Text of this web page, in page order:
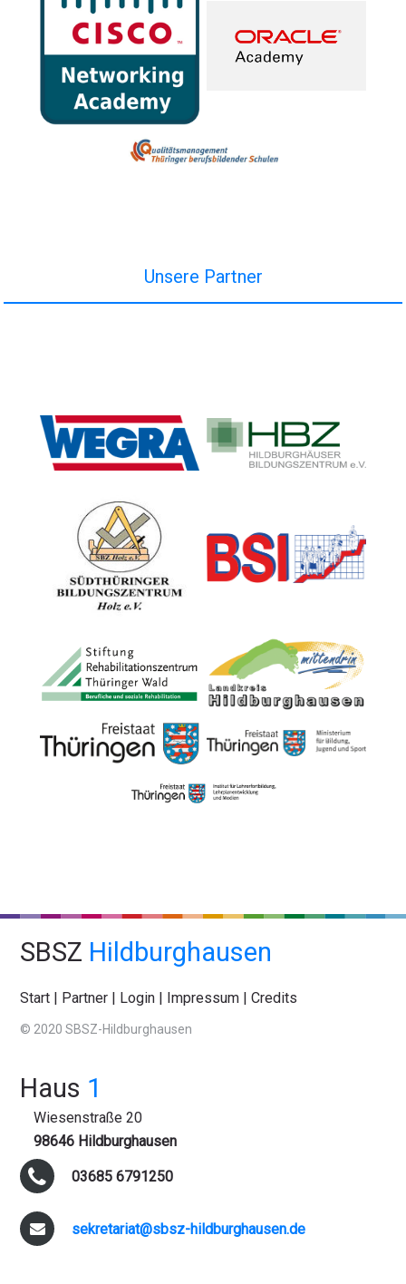
Unsere Partner
SBSZ Hildburghausen
Start | Partner | Login | Impressum |Credits
© 2020 SBSZ-Hildburghausen
Haus 1
Wiesenstraße 20
98646 Hildburghausen
03685 6791250
sekretariat@sbsz-hildburghausen.de